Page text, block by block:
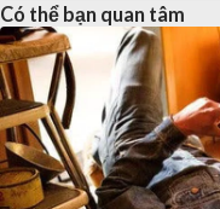
Có thể bạn quan tâm